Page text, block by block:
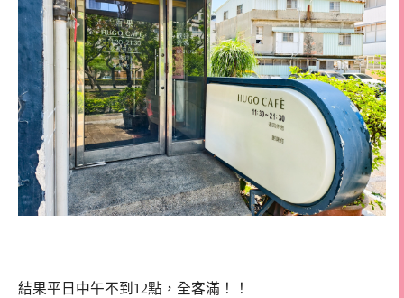
結果平日中午不到12點，全客滿！！